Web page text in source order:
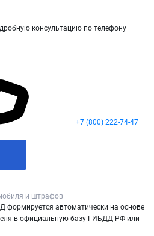
консультацию по телефону
+7 (800) 222-74-47
и штрафов
автоматически на основе
в официальную базу ГИБДД РФ или